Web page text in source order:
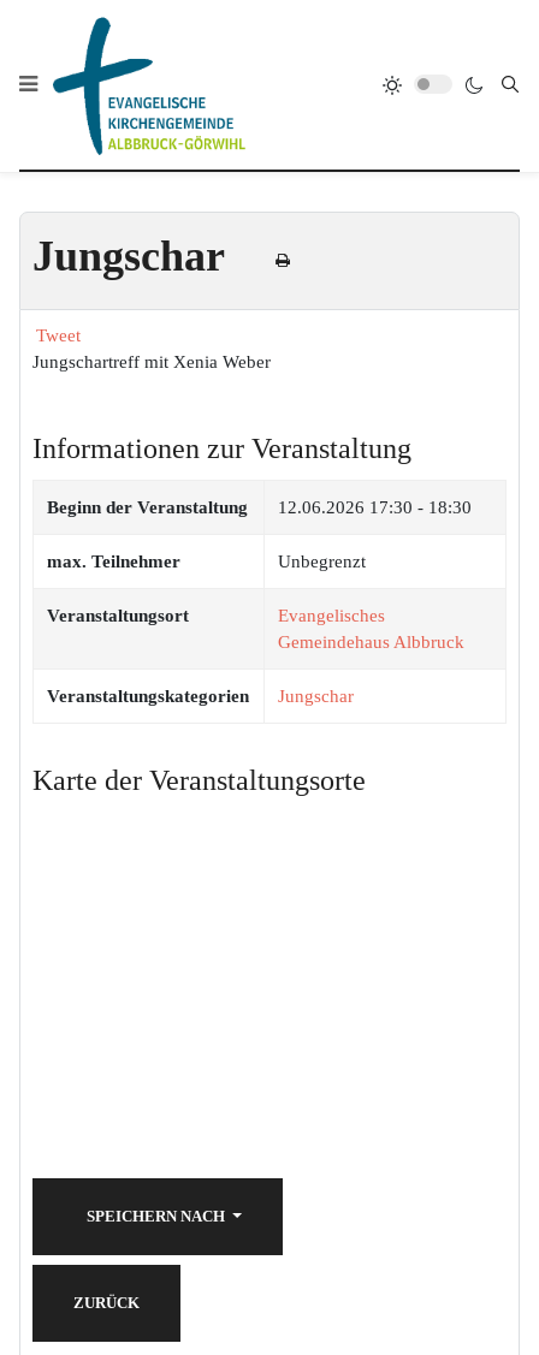
Jungschar
Tweet
Jungschartreff mit Xenia Weber
Informationen zur Veranstaltung
Beginn der Veranstaltung 12.06.2026 17:30 - 18:30
max. Teilnehmer Unbegrenzt
Veranstaltungsort
Evangelisches
Gemeindehaus Albbruck
Veranstaltungskategorien Jungschar
Karte der Veranstaltungsorte
SPEICHERN NACH
ZURÜCK